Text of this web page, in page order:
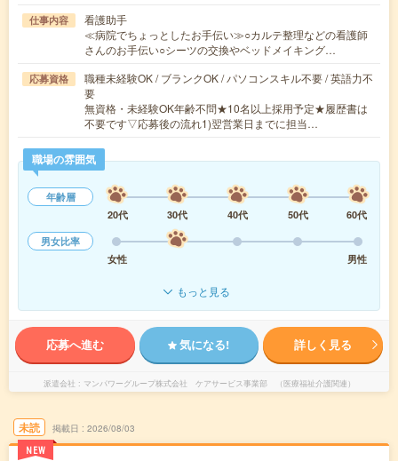
仕事内容
看護助手
≪病院でちょっとしたお手伝い≫○カルテ整理などの看護師
さんのお手伝い○シーツの交換やベッドメイキング…
応募資格
職種未経験OK / ブランクOK / パソコンスキル不要 / 英語力不
要
無資格・未経験OK年齢不問★10名以上採用予定★履歴書は
不要です▽応募後の流れ1)翌営業日までに担当…
職場の雰囲気
年齢層
20代
30代 40代 50代
60代
男女比率
女性
男性
もっと見る
応募へ進む 気になる! 詳しく見る
派遣会社 マンパワーグループ株式会社 ケアサービス事業部 （医療福祉介護関連）
未読
NEW
掲載日 2026/08/03